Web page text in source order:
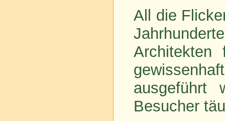
All die
Architekten
ausgeführt
Besucher